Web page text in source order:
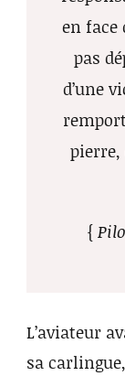
en face
pas
d’une
pierre,
{
L’aviateur
sa